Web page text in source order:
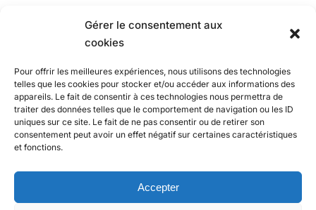
Gérer le consentement aux
cookies
Pour offrir les meilleures expériences, nous utilisons des technologies
telles que les cookies pour stocker et/ou accéder aux informations des
appareils. Le fait de consentir à ces technologies nous permettra de
traiter des données telles que le comportement de navigation ou les ID
uniques sur ce site. Le fait de ne pas consentir ou de retirer son
consentement peut avoir un effet négatif sur certaines caractéristiques
et fonctions.
Accepter